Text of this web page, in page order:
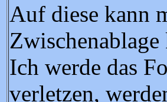
Auf diese kann
Ich werde das
verletzen,